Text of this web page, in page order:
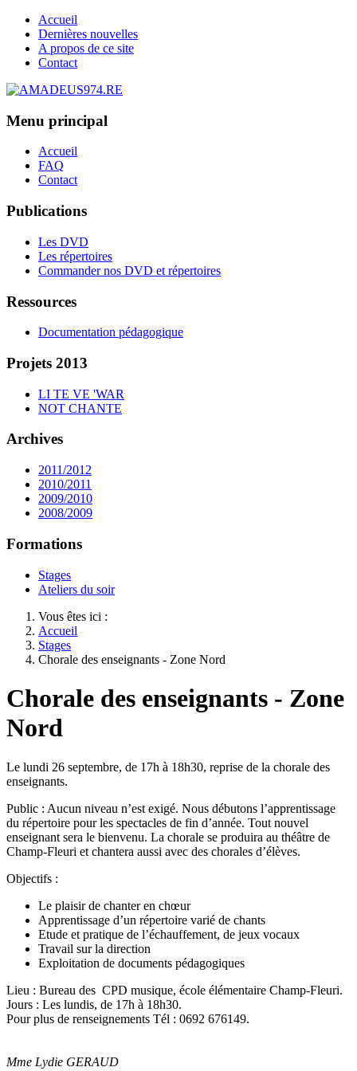
Accueil
Dernières nouvelles
A propos de ce site
Contact
Menu principal
Accueil
FAQ
Contact
Publications
Les DVD
Les répertoires
Commander nos DVD et répertoires
Ressources
Documentation pédagogique
Projets 2013
LI TE VE 'WAR
NOT CHANTE
Archives
2011/2012
2010/2011
2009/2010
2008/2009
Formations
Stages
Ateliers du soir
Vous êtes ici :
Accueil
Stages
Chorale des enseignants - Zone Nord
Chorale des enseignants - Zone
Nord
Le lundi 26 septembre, de 17h à 18h30, reprise de la chorale des
enseignants.
Public : Aucun niveau n’est exigé. Nous débutons l’apprentissage
du répertoire pour les spectacles de fin d’année. Tout nouvel
enseignant sera le bienvenu. La chorale se produira au théâtre de
Champ-Fleuri et chantera aussi avec des chorales d’élèves.
Objectifs :
Le plaisir de chanter en chœur
Apprentissage d’un répertoire varié de chants
Etude et pratique de l’échauffement, de jeux vocaux
Travail sur la direction
Exploitation de documents pédagogiques
Lieu : Bureau des CPD musique, école élémentaire Champ-Fleuri.
Jours : Les lundis, de 17h à 18h30.
Pour plus de renseignements Tél : 0692 676149.
Mme Lydie GERAUD